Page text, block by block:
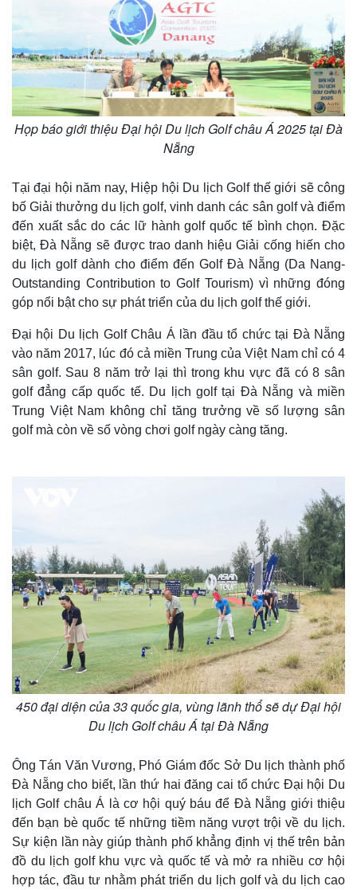
Thế giới
Quan sát
Cuộc sống đó đây
Hồ sơ
Multimedia
Video
Ảnh
E-Magazine
Infographic
Họp báo giới thiệu Đại hội Du lịch Golf châu Á 2025 tại Đà
Nẵng
Tại đại hội năm nay, Hiệp hội Du lịch Golf thế giới sẽ công
bố Giải thưởng du lịch golf, vinh danh các sân golf và điểm
đến xuất sắc do các lữ hành golf quốc tế bình chọn. Đặc
biệt, Đà Nẵng sẽ được trao danh hiệu Giải cống hiến cho
du lịch golf dành cho điểm đến Golf Đà Nẵng (Da Nang-
Outstanding Contribution to Golf Tourism) vì những đóng
góp nổi bật cho sự phát triển của du lịch golf thế giới.
Đại hội Du lịch Golf Châu Á lần đầu tổ chức tại Đà Nẵng
vào năm 2017, lúc đó cả miền Trung của Việt Nam chỉ có 4
sân golf. Sau 8 năm trở lại thì trong khu vực đã có 8 sân
golf đẳng cấp quốc tế. Du lịch golf tại Đà Nẵng và miền
Trung Việt Nam không chỉ tăng trưởng về số lượng sân
golf mà còn về số vòng chơi golf ngày càng tăng.
450 đại diện của 33 quốc gia, vùng lãnh thổ sẽ dự Đại hội
Du lịch Golf châu Á tại Đà Nẵng
Ông Tán Văn Vương, Phó Giám đốc Sở Du lịch thành phố
Đà Nẵng cho biết, lần thứ hai đăng cai tổ chức Đại hội Du
lịch Golf châu Á là cơ hội quý báu để Đà Nẵng giới thiệu
đến bạn bè quốc tế những tiềm năng vượt trội về du lịch.
Sự kiện lần này giúp thành phố khẳng định vị thế trên bản
đồ du lịch golf khu vực và quốc tế và mở ra nhiều cơ hội
hợp tác, đầu tư nhằm phát triển du lịch golf và du lịch cao